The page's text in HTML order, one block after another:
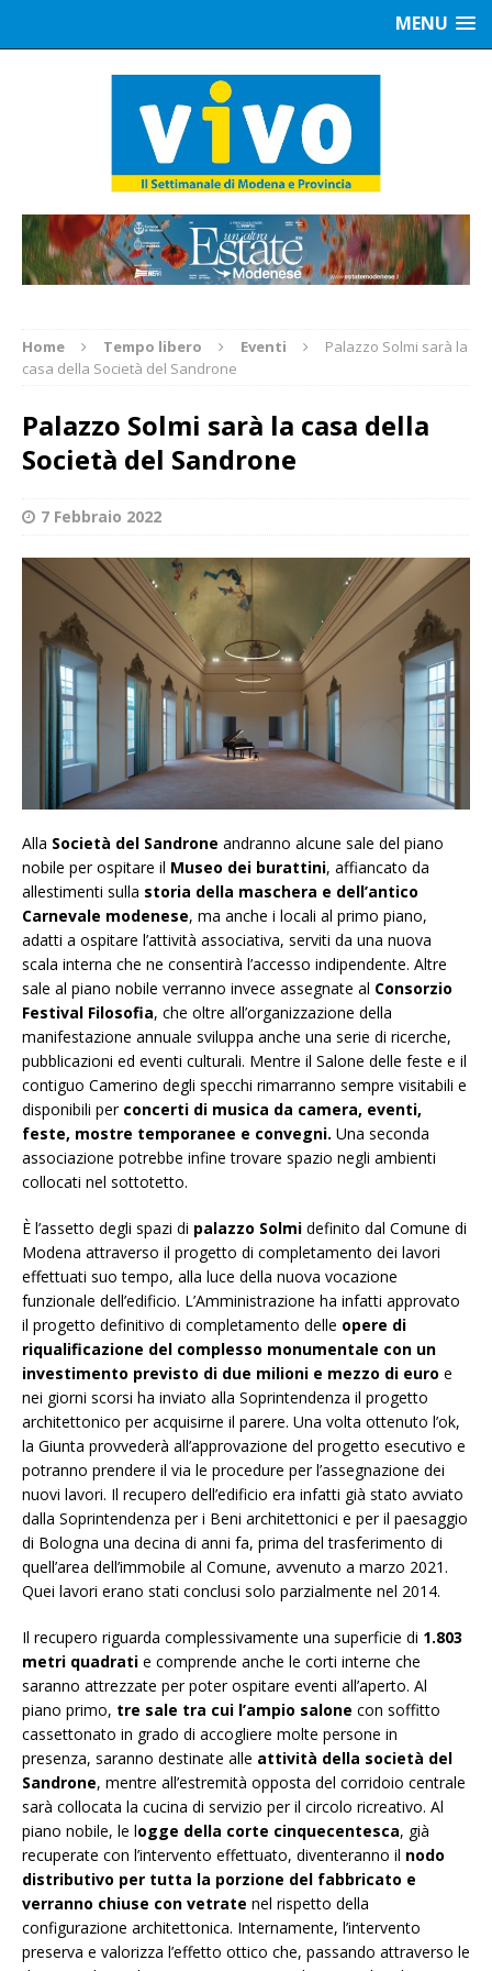
MENU
Home Tempo libero Eventi
Palazzo Solmi sarà la
casa della Società del Sandrone
Palazzo Solmi sarà la casa della
Società del Sandrone
7 Febbraio 2022
Alla Società del Sandrone andranno alcune sale del piano
nobile per ospitare il Museo dei burattini, affiancato da
allestimenti sulla storia della maschera e dell’antico
Carnevale modenese, ma anche i locali al primo piano,
adatti a ospitare l’attività associativa, serviti da una nuova
scala interna che ne consentirà l’accesso indipendente. Altre
sale al piano nobile verranno invece assegnate al Consorzio
Festival Filosofia, che oltre all’organizzazione della
manifestazione annuale sviluppa anche una serie di ricerche,
pubblicazioni ed eventi culturali. Mentre il Salone delle feste e il
contiguo Camerino degli specchi rimarranno sempre visitabili e
disponibili per concerti di musica da camera, eventi,
feste, mostre temporanee e convegni. Una seconda
associazione potrebbe infine trovare spazio negli ambienti
collocati nel sottotetto.
È l’assetto degli spazi di palazzo Solmi definito dal Comune di
Modena attraverso il progetto di completamento dei lavori
effettuati suo tempo, alla luce della nuova vocazione
funzionale dell’edificio. L’Amministrazione ha infatti approvato
il progetto definitivo di completamento delle opere di
riqualificazione del complesso monumentale con un
investimento previsto di due milioni e mezzo di euro e
nei giorni scorsi ha inviato alla Soprintendenza il progetto
architettonico per acquisirne il parere. Una volta ottenuto l’ok,
la Giunta provvederà all’approvazione del progetto esecutivo e
potranno prendere il via le procedure per l’assegnazione dei
nuovi lavori. Il recupero dell’edificio era infatti già stato avviato
dalla Soprintendenza per i Beni architettonici e per il paesaggio
di Bologna una decina di anni fa, prima del trasferimento di
quell’area dell’immobile al Comune, avvenuto a marzo 2021.
Quei lavori erano stati conclusi solo parzialmente nel 2014.
Il recupero riguarda complessivamente una superficie di 1.803
metri quadrati e comprende anche le corti interne che
saranno attrezzate per poter ospitare eventi all’aperto. Al
piano primo, tre sale tra cui l’ampio salone con soffitto
cassettonato in grado di accogliere molte persone in
presenza, saranno destinate alle attività della società del
Sandrone, mentre all’estremità opposta del corridoio centrale
sarà collocata la cucina di servizio per il circolo ricreativo. Al
piano nobile, le logge della corte cinquecentesca, già
recuperate con l’intervento effettuato, diventeranno il nodo
distributivo per tutta la porzione del fabbricato e
verranno chiuse con vetrate nel rispetto della
configurazione architettonica. Internamente, l’intervento
preserva e valorizza l’effetto ottico che, passando attraverso le